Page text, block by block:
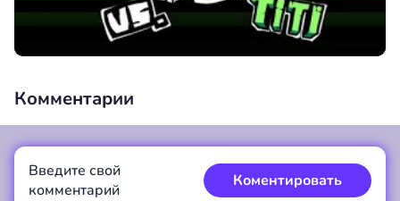
00:00/00:00
Комментарии
Введите свой
комментарий
Коментировать